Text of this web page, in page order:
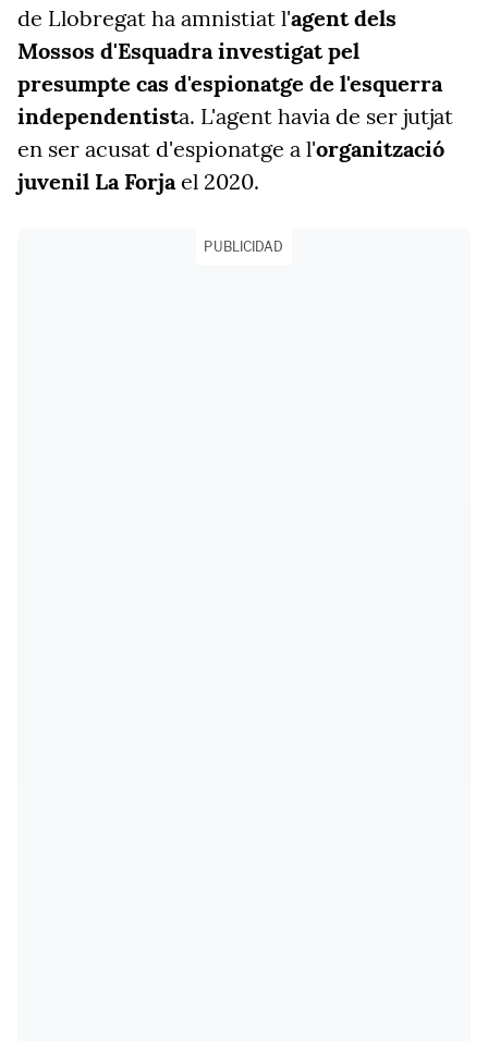
de Llobregat ha amnistiat l'agent dels
Mossos d'Esquadra investigat pel
presumpte cas d'espionatge de l'esquerra
independentista. L'agent havia de ser jutjat
en ser acusat d'espionatge a l'organització
juvenil La Forjael 2020.
PUBLICIDAD